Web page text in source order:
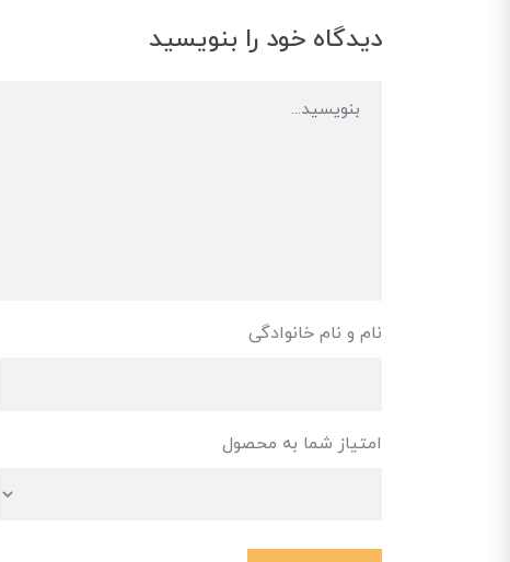
دیدگاه خود را بنویسید
نام و نام خانوادگی
امتیاز شما به محصول